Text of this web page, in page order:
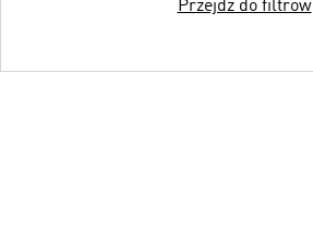
Przejdź do filtrów